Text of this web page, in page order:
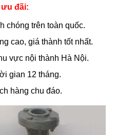
đãi:
chóng trên toàn quốc.
cao, giá thành tốt nhất.
vực nội thành Hà Nội.
gian 12 tháng.
hàng chu đáo.